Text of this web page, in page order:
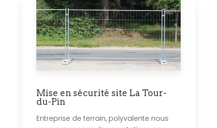
Mise en sécurité site La Tour-
du-Pin
Entreprise de terrain, polyvalente nous